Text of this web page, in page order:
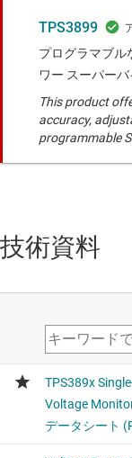
TPS3899
プログラマブル
ワー スーパー
This product
accuracy,
programmable
技術資料